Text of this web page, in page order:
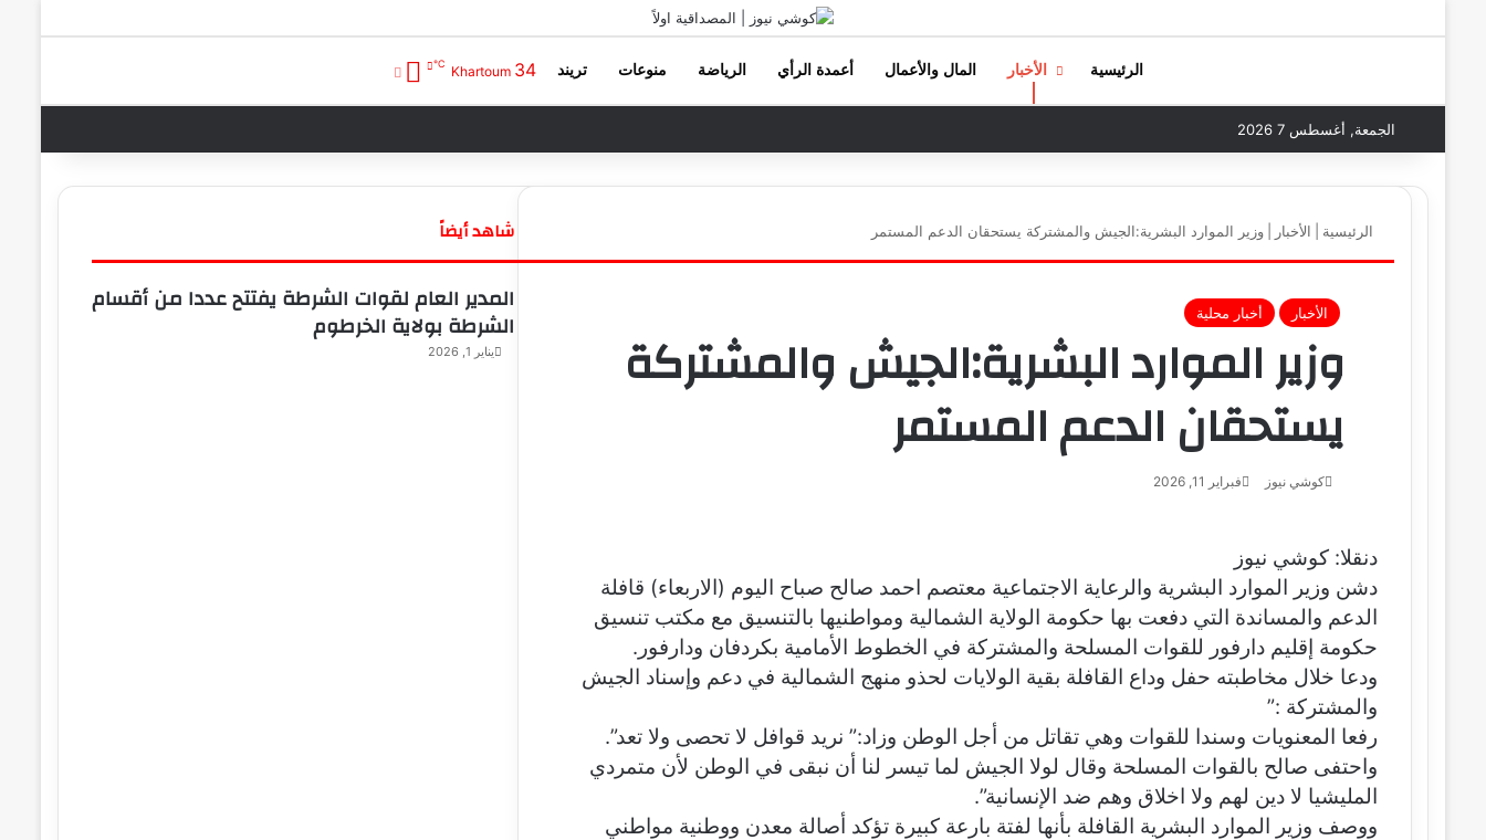
الرئيسية الأخبار المال والأعمال أعمدة الرأي الرياضة منوعات تريند Khartoum 34
℃
الجمعة, أغسطس 7 2026
الرئيسية الأخبار وزير الموارد البشرية:الجيش والمشتركة يستحقان الدعم المستمر
الأخبار أخبار محلية
وزير الموارد البشرية:الجيش والمشتركة
يستحقان الدعم المستمر
كوشي نيوز
ر
ي
د
ا
ك
و
ن
فبراير 11, 2026
دنقلا: كوشي نيوز
دشن وزير الموارد البشرية والرعاية الاجتماعية معتصم احمد صالح صباح اليوم (الاربعاء) قافلة
الدعم والمساندة التي دفعت بها حكومة الولاية الشمالية ومواطنيها بالتنسيق مع مكتب تنسيق
حكومة إقليم دارفور للقوات المسلحة والمشتركة في الخطوط الأمامية بكردفان ودارفور.
ودعا خلال مخاطبته حفل وداع القافلة بقية الولايات لحذو منهج الشمالية في دعم وإسناد الجيش
والمشتركة :”
رفعا المعنويات وسندا للقوات وهي تقاتل من أجل الوطن وزاد:” نريد قوافل لا تحصى ولا تعد”.
واحتفى صالح بالقوات المسلحة وقال لولا الجيش لما تيسر لنا أن نبقى في الوطن لأن متمردي
المليشيا لا دين لهم ولا اخلاق وهم ضد الإنسانية”.
ووصف وزير الموارد البشرية القافلة بأنها لفتة بارعة كبيرة تؤكد أصالة معدن ووطنية مواطني
شاهد أيضاً
ل
ا
ق
المدير العام لقوات الشرطة يفتتح عددا من أقسام
الشرطة بولاية الخرطوم
يناير 1, 2026